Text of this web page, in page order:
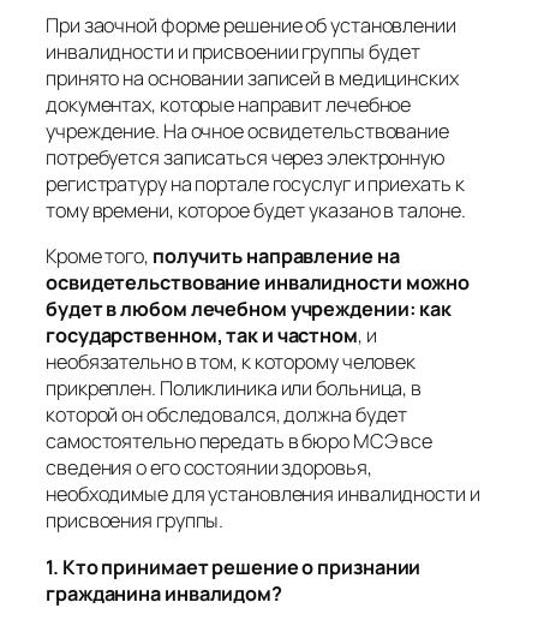
При заочной форме решение об установлении
инвалидности и присвоении группы будет
принято на основании записей в медицинских
документах, которые направит лечебное
учреждение. На очное освидетельствование
потребуется записаться через электронную
регистратуру на портале госуслуг и приехать к
тому времени, которое будет указано в талоне.
Кроме того, получить направление на
освидетельствование инвалидности можно
будет в любом лечебном учреждении: как
государственном, так и частном, и
необязательно в том, к которому человек
прикреплен. Поликлиника или больница, в
которой он обследовался, должна будет
самостоятельно передать в бюро МСЭ все
сведения о его состоянии здоровья,
необходимые для установления инвалидности и
присвоения группы.
1. Кто принимает решение о признании
гражданина инвалидом?